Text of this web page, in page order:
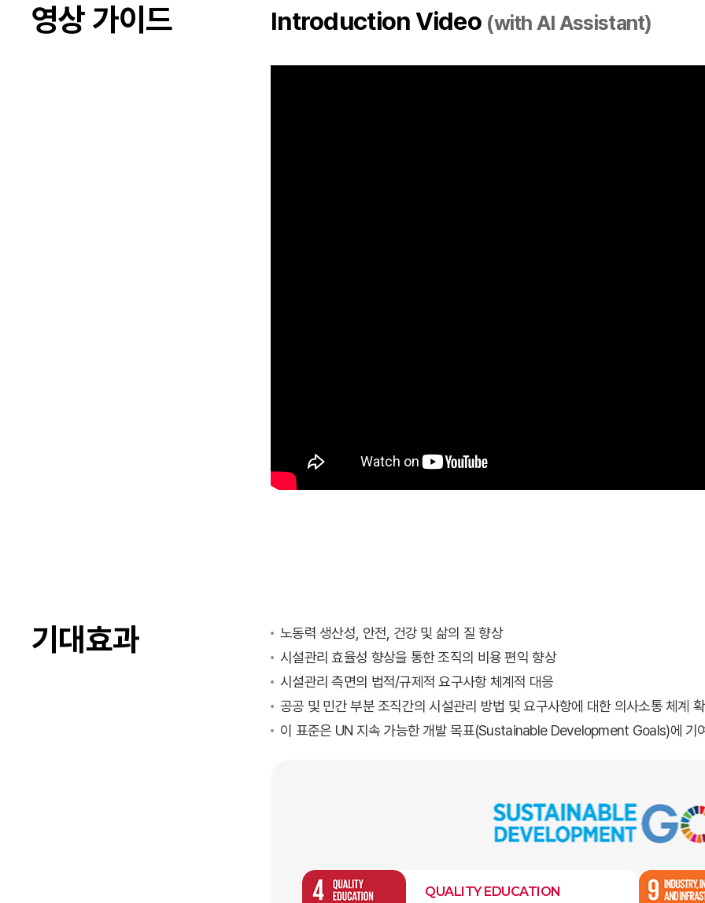
영상 가이드 Introduction Video (with AI Assistant)
기대효과
노동력 생산성, 안전, 건강 및 삶의 질 향상
시설관리 효율성 향상을 통한 조직의 비용 편익 향상
시설관리 측면의 법적/규제적 요구사항 체계적 대응
공공 및 민간 부분 조직간의 시설관리 방법 및 요구사항에 대한 의사소통 체계
이 표준은 UN 지속 가능한 개발 목표(Sustainable Development Goals)에 기
QUALITY EDUCATION